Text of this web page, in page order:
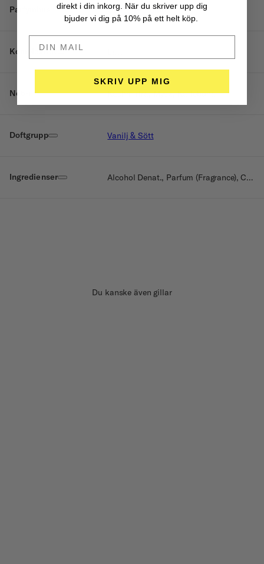
Parfymhus Optico Profumo
Komplexitet
Noter Kashmirträ, Mysk, Kaffeböna
Doftgrupp Vanilj & Sött
Ingredienser Alcohol Denat., Parfum (Fragrance), Citronellol, Benzyl Alcohol
Du kanske även gillar
direkt i din inkorg. När du skriver upp dig
bjuder vi dig på 10% på ett helt köp.
SKRIV UPP MIG